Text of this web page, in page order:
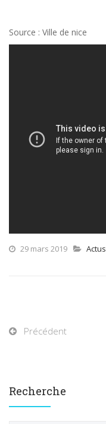
Source : Ville de nice
29 mars 2019 Actus
Précédent
Recherche